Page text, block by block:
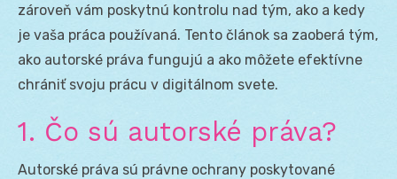
zároveň vám poskytnú kontrolu nad tým, ako a kedy
je vaša práca používaná. Tento článok sa zaoberá tým,
ako autorské práva fungujú a ako môžete efektívne
chrániť svoju prácu v digitálnom svete.
1. Čo sú autorské práva?
Autorské práva sú právne ochrany poskytované